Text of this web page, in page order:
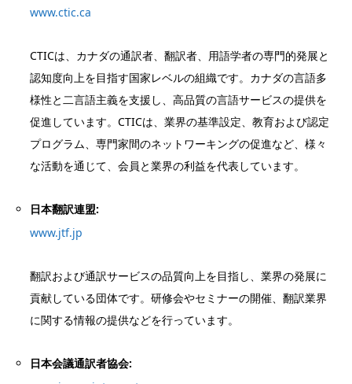
www.ctic.ca
CTICは、カナダの通訳者、翻訳者、用語学者の専門的発展と
認知度向上を目指す国家レベルの組織です。カナダの言語多
様性と二言語主義を支援し、高品質の言語サービスの提供を
促進しています。CTICは、業界の基準設定、教育および認定
プログラム、専門家間のネットワーキングの促進など、様々
な活動を通じて、会員と業界の利益を代表しています。
日本翻訳連盟:
www.jtf.jp
翻訳および通訳サービスの品質向上を目指し、業界の発展に
貢献している団体です。研修会やセミナーの開催、翻訳業界
に関する情報の提供などを行っています。
日本会議通訳者協会: